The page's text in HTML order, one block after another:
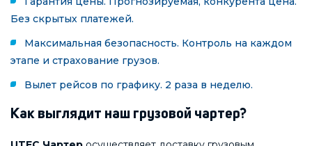
Без скрытых платежей.
Максимальная безопасность. Контроль на каждом
этапе и страхование грузов.
Вылет рейсов по графику. 2 раза в неделю.
Как выглядит наш грузовой чартер?